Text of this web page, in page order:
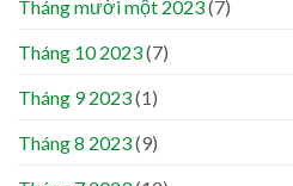
Tháng mười một 2023(7)
Tháng 10 2023(7)
Tháng 9 2023(1)
Tháng 8 2023(9)